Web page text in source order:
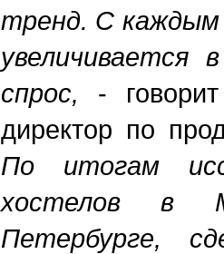
тренд. С каждым
спрос, -
директор по
По итогам
хостелов в
Петербурге,